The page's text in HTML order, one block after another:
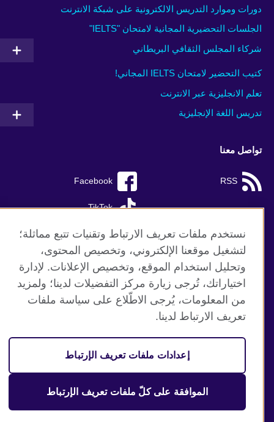
دورات وموارد التدريس الالكترونية على شبكة الانترنت
الجلسات التحضيرية المجانية لامتحان "IELTS"
شركاء المجلس الثقافي البريطاني
كتيب التحضير لامتحان IELTS المجاني!
تعلم الانجليزية عبر الانترنت
تدريس اللغة الإنجليزية
تواصل معنا
Facebook RSS
TikTok
موقع المجلس الثقافي البريطاني العالمي
الخصوصية وشروط الاستخدام
ملفات تعريف الإرتباط
خارطة الموقع
منظمة المملكة المتحدة الدولية للعلاقات الثقافية والفرص
نستخدم ملفات تعريف الارتباط وتقنيات تتبع مماثلة؛
لتشغيل موقعنا الإلكتروني، وتخصيص المحتوى،
وتحليل استخدام الموقع، وتخصيص الإعلانات. لإدارة
اختياراتك، تُرجى زيارة مركز التفضيلات لدينا؛ ولمزيد
من المعلومات، يُرجى الاطّلاع على سياسة ملفات
تعريف الارتباط لدينا.
إعدادات ملفات تعريف الإرتباط
الموافقة على كلّ ملفات تعريف الإرتباط